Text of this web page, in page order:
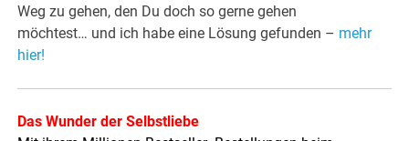
Weg zu gehen, den Du doch so gerne gehen
möchtest… und ich habe eine Lösung gefunden – mehr
hier!
Das Wunder der Selbstliebe